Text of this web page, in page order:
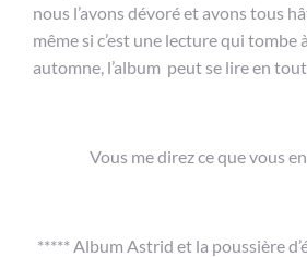
nous l’avons dévoré et avons tous
même si c’est une lecture qui tombe
automne, l’album peut se lire en
Vous me direz ce que vous
***** Album Astrid et la poussière